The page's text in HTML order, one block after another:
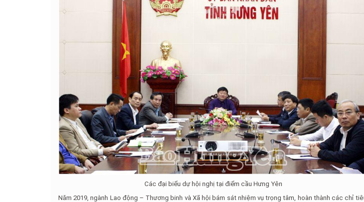
Các đại biểu dự hội nghị tại điểm cầu Hưng Yên
Năm 2019, ngành Lao động – Thương binh và Xã hội bám sát nhiệm vụ trọng tâm, hoàn thành các chỉ